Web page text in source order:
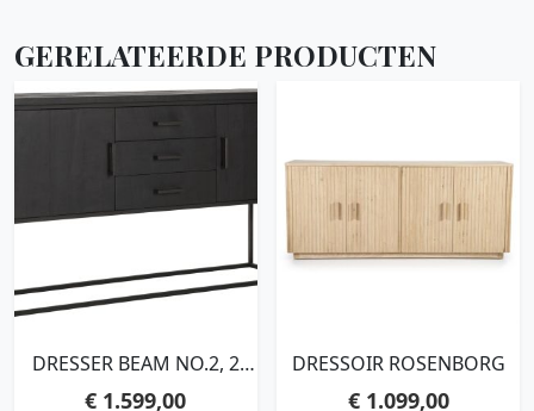
GERELATEERDE PRODUCTEN
DRESSER BEAM NO.2, 2
€ 1.599,00
DRESSOIR ROSENBORG
€1.099,00